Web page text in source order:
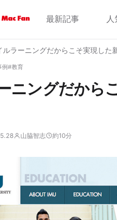
最新記事
ルラーニングだからこそ実現した
例#教育
ニングだから
山脇智志 約10分